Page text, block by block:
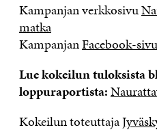
Kampanjan verkkosivu
matka
KampanjanFacebook-sivu
Lue kokeilun tuloksista
loppuraportista:
Kokeilun toteuttaja